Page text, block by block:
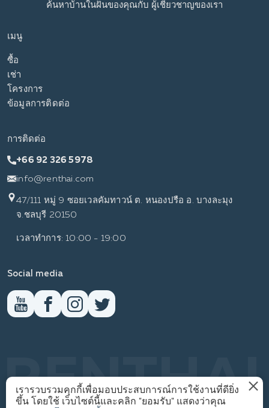
เมนู
ซื้อ
เช่า
โครงการ
ข้อมูลการติดต่อ
ค้นหาบ้านในฝันของคุณกับ ผู้เชี่ยวชาญของเรา
การติดต่อ
+66 92 326 5978
info@renthai.com
47/111 หมู่ 9 ซอยเวลคัมทาวน์ ต. หนองปรือ อ. บางละมุง
จ.ชลบุรี 20150
เวลาทำการ: 10:00 - 19:00
Social media
RENTHAI
เรารวบรวมคุกกี้เพื่อมอบประสบการณ์การใช้งานที่ดียิ่ง
ขึ้น โดยใช้ เว็บไซต์นี้และคลิก "ยอมรับ" แสดงว่าคุณ